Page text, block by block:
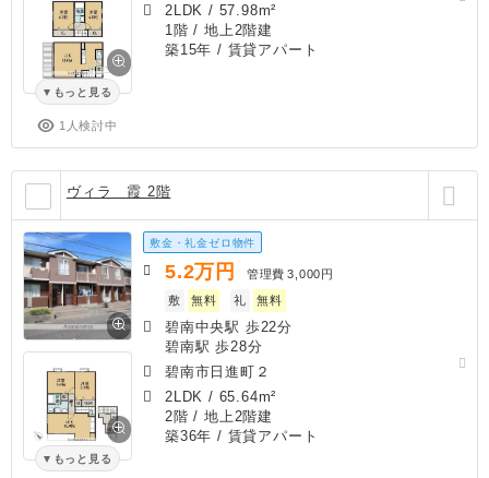
もっと見る
1人検討中
2LDK / 57.98m²
1階 / 地上2階建
築15年 / 賃貸アパート
ヴィラ 霞 2階
もっと見る
敷金・礼金ゼロ物件
5.2万円 管理費 3,000円
敷
無料 礼 無料
碧南中央駅 歩22分
碧南駅 歩28分
碧南市日進町２
2LDK / 65.64m²
2階 / 地上2階建
築36年 / 賃貸アパート